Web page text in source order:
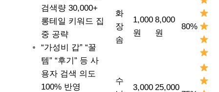
검색량 30,000+
롱테일 키워드 집
중 공략
“가성비 갑” “꿀
템” “후기” 등 사
용자 검색 의도
100% 반영
화
장
솜
1,000
원
8,000
원
80%
수
3,000 25,000